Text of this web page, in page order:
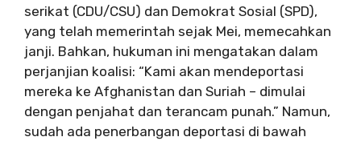
serikat (CDU/CSU) dan Demokrat Sosial (SPD),
yang telah memerintah sejak Mei, memecahkan
janji. Bahkan, hukuman ini mengatakan dalam
perjanjian koalisi: “Kami akan mendeportasi
mereka ke Afghanistan dan Suriah – dimulai
dengan penjahat dan terancam punah.” Namun,
sudah ada penerbangan deportasi di bawah